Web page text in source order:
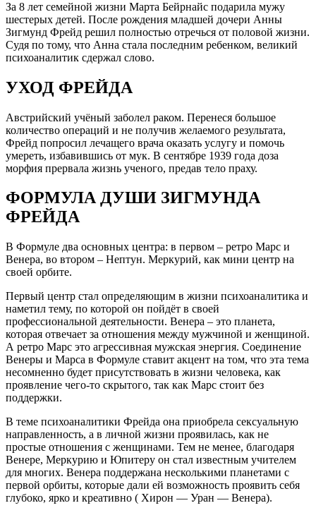
За 8 лет семейной жизни Марта Бейрнайс подарила мужу
шестерых детей. После рождения младшей дочери Анны
Зигмунд Фрейд решил полностью отречься от половой жизни.
Судя по тому, что Анна стала последним ребенком, великий
психоаналитик сдержал слово.
УХОД ФРЕЙДА
Австрийский учёный заболел раком. Перенеся большое
количество операций и не получив желаемого результата,
Фрейд попросил лечащего врача оказать услугу и помочь
умереть, избавившись от мук. В сентябре 1939 года доза
морфия прервала жизнь ученого, предав тело праху.
ФОРМУЛА ДУШИ ЗИГМУНДА
ФРЕЙДА
В Формуле два основных центра: в первом – ретро Марс и
Венера, во втором – Нептун. Меркурий, как мини центр на
своей орбите.
Первый центр стал определяющим в жизни психоаналитика и
наметил тему, по которой он пойдёт в своей
профессиональной деятельности. Венера – это планета,
которая отвечает за отношения между мужчиной и женщиной.
А ретро Марс это агрессивная мужская энергия. Соединение
Венеры и Марса в Формуле ставит акцент на том, что эта тема
несомненно будет присутствовать в жизни человека, как
проявление чего-то скрытого, так как Марс стоит без
поддержки.
В теме психоаналитики Фрейда она приобрела сексуальную
направленность, а в личной жизни проявилась, как не
простые отношения с женщинами. Тем не менее, благодаря
Венере, Меркурию и Юпитеру он стал известным учителем
для многих. Венера поддержана несколькими планетами с
первой орбиты, которые дали ей возможность проявить себя
глубоко, ярко и креативно ( Хирон — Уран — Венера).